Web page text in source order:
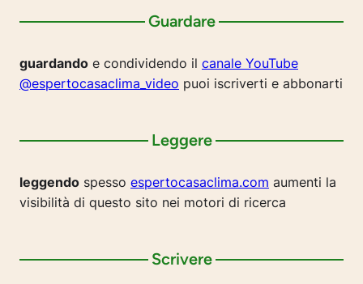
Guardare
guardando e condividendo il canale YouTube
@espertocasaclima_video puoi iscriverti e abbonarti
Leggere
leggendo spesso espertocasaclima.com aumenti la
visibilità di questo sito nei motori di ricerca
Scrivere